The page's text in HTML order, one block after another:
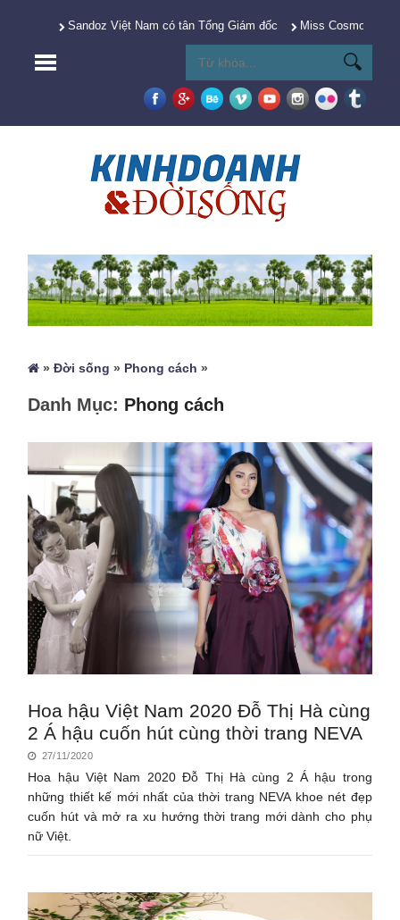
Sandoz Việt Nam có tân Tổng Giám đốc Miss Cosmo 2025
»Đời sống » Phong cách »
Danh Mục: Phong cách
Hoa hậu Việt Nam 2020 Đỗ Thị Hà cùng
2 Á hậu cuốn hút cùng thời trang NEVA
27/11/2020
Hoa hậu Việt Nam 2020 Đỗ Thị Hà cùng 2 Á hậu trong
những thiết kế mới nhất của thời trang NEVA khoe nét đẹp
cuốn hút và mở ra xu hướng thời trang mới dành cho phụ
nữ Việt.